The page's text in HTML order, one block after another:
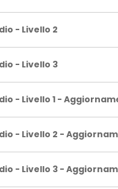
- Livello 2
- Livello 3
- Livello 1 -
- Livello 2 -
- Livello 3 -